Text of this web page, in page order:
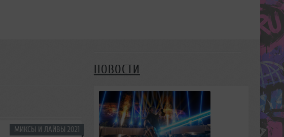
МИКСЫ И ЛАЙВЫ 2021
НОВОСТИ